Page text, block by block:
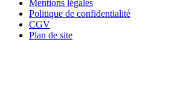
Mentions légales
Politique de confidentialité
CGV
Plan de site